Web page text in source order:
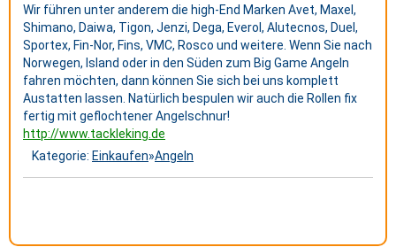
Wir führen unter anderem die high-End Marken Avet, Maxel,
Shimano, Daiwa, Tigon, Jenzi, Dega, Everol, Alutecnos, Duel,
Sportex, Fin-Nor, Fins, VMC, Rosco und weitere. Wenn Sie nach
Norwegen, Island oder in den Süden zum Big Game Angeln
fahren möchten, dann können Sie sich bei uns komplett
Austatten lassen. Natürlich bespulen wir auch die Rollen fix
fertig mit geflochtener Angelschnur!
http://www.tackleking.de
Kategorie: Einkaufen»Angeln